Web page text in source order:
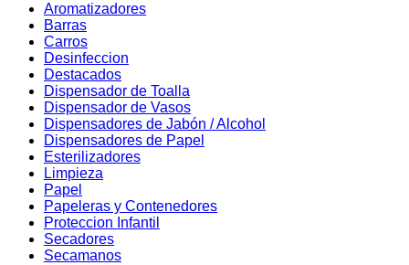
Aromatizadores
Barras
Carros
Desinfeccion
Destacados
Dispensador de Toalla
Dispensador de Vasos
Dispensadores de Jabón / Alcohol
Dispensadores de Papel
Esterilizadores
Limpieza
Papel
Papeleras y Contenedores
Proteccion Infantil
Secadores
Secamanos